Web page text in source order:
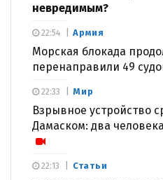
невредимым?
Армия
Морская блокада
перенаправили 49
22:54
Мир
Взрывное устройство
Дамаском: два
22:33
Статьи
22:13